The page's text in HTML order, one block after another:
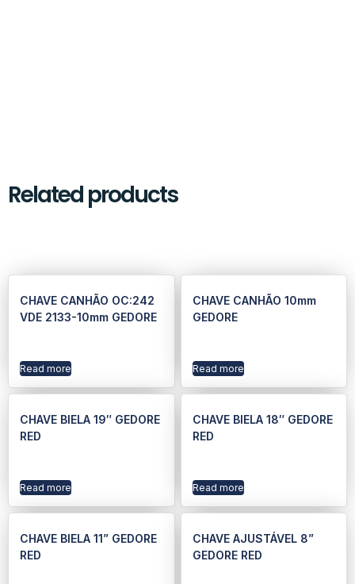
Related products
CHAVE CANHÃO OC:242
VDE 2133-10mm GEDORE
Read more
CHAVE CANHÃO 10mm
GEDORE
Read more
CHAVE BIELA 19″ GEDORE
RED
Read more
CHAVE BIELA 18″ GEDORE
RED
Read more
CHAVE BIELA 11” GEDORE
RED
CHAVE AJUSTÁVEL 8”
GEDORE RED